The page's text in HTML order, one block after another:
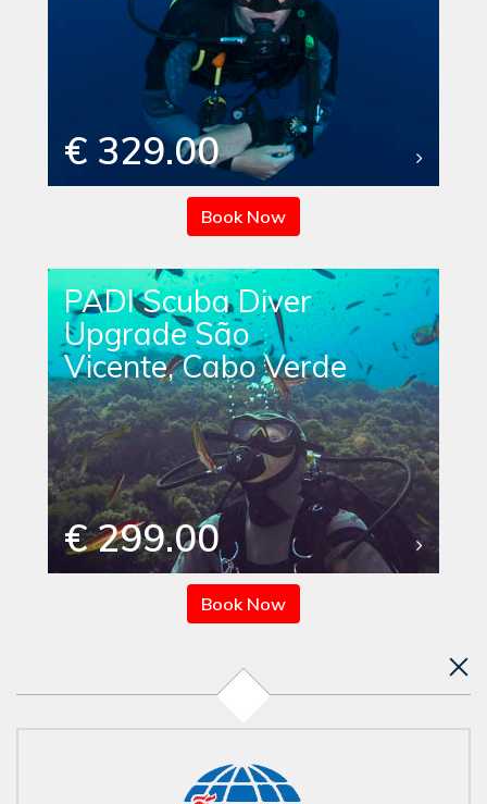
€ 329.00
Book Now
PADI Scuba Diver
Upgrade São
Vicente, Cabo Verde
€ 299.00
Book Now